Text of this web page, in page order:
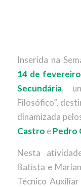
Inserida na
14 de fevereiro
Secundária,
Filosófico”,
dinamizada
Castro ePedro
Nesta
Batista e
Técnico